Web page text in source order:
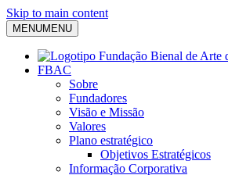
Skip to main content
MENUMENU
FBAC
Sobre
Fundadores
Visão e Missão
Valores
Plano estratégico
Objetivos Estratégicos
Informação Corporativa